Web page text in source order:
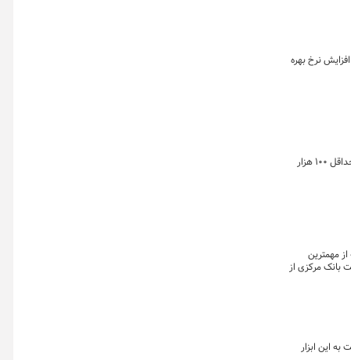
افزایش نرخ بهره
مدیر اداره تامین مالی زنجیره تولید بانک مرکزی گفت: در راستای متنوع سازی روش‌های تامین مالی غیر تورمی تولید و رفع مشکلات اعتباری بنگاه‌ها امسال حداقل ۱۰۰ هزار
مهمترین
بانک مرکزی از
به این ابزار